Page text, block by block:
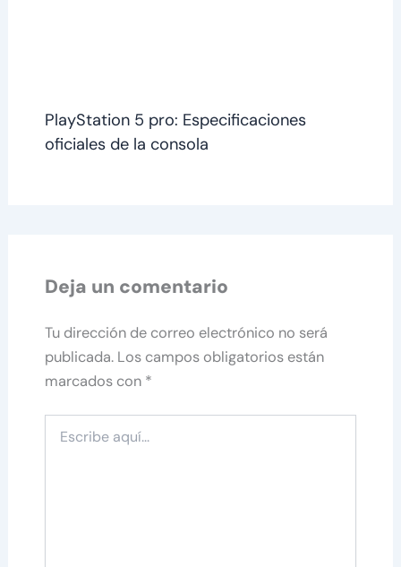
PlayStation 5 pro: Especificaciones
oficiales de la consola
Deja un comentario
Tu dirección de correo electrónico no será
publicada. Los campos obligatorios están
marcados con *
aquí...